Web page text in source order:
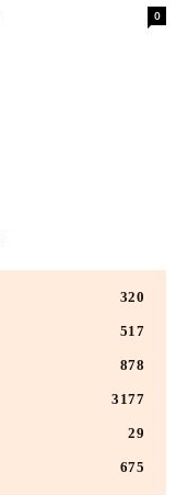
0
320
517
878
3177
29
675